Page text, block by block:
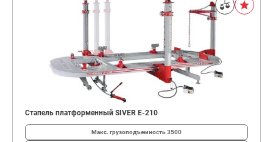
Стапель платформенный SIVER E-210
Макс. грузоподъемность3500